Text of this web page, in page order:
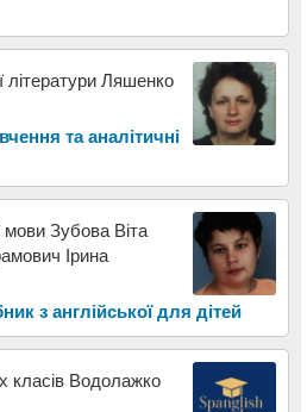
літератури Ляшенко
та аналітичні
мови Зубова Віта
Ірина
з англійської для дітей
класів Водолажко